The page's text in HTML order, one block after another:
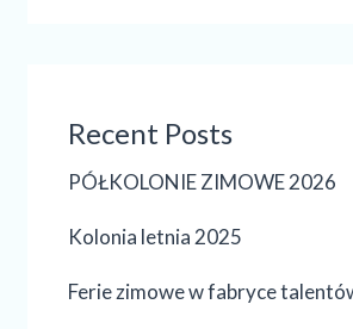
Recent Posts
PÓŁKOLONIE ZIMOWE 2026
Kolonia letnia 2025
Ferie zimowe w fabryce